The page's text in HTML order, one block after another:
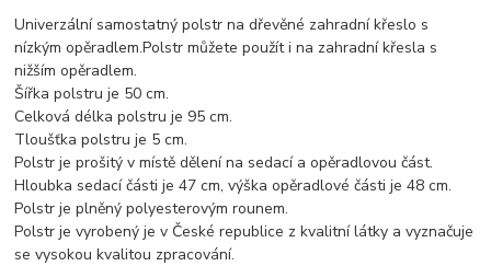
Univerzální samostatný polstr na dřevěné zahradní křeslo s
nízkým opěradlem.Polstr můžete použít i na zahradní křesla s
nižším opěradlem.
Šířka polstru je 50 cm.
Celková délka polstru je 95 cm.
Tloušťka polstru je 5 cm.
Polstr je prošitý v místě dělení na sedací a opěradlovou část.
Hloubka sedací části je 47 cm, výška opěradlové části je 48 cm.
Polstr je plněný polyesterovým rounem.
Polstr je vyrobený je v České republice z kvalitní látky a vyznačuje
se vysokou kvalitou zpracování.